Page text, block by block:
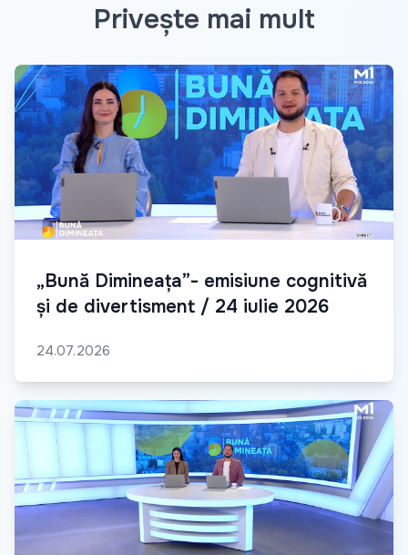
Privește mai mult
„Bună Dimineața”- emisiune cognitivă
și de divertisment / 24 iulie 2026
24.07.2026